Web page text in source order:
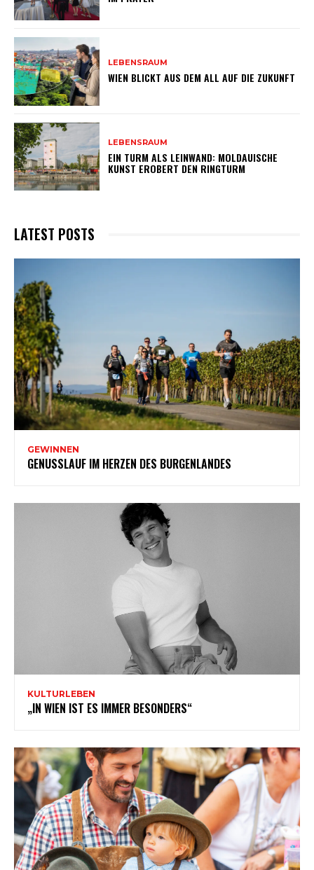
LEBENSRAUM
WIEN BLICKT AUS DEM ALL AUF DIE ZUKUNFT
LEBENSRAUM
EIN TURM ALS LEINWAND: MOLDAUISCHE
KUNST EROBERT DEN RINGTURM
LATEST POSTS
GEWINNEN
GENUSSLAUF IM HERZEN DES BURGENLANDES
KULTURLEBEN
„IN WIEN IST ES IMMER BESONDERS“